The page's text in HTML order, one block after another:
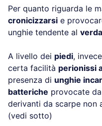
Per quanto riguarda le
cronicizzarsi e
unghie tendente al
A livello dei piedi,
certa facilità perionissi
presenza di unghie
batteriche provocate
derivanti da scarpe non
(vedi sotto)